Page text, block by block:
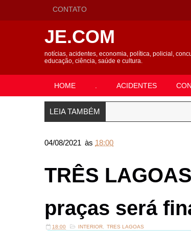
CONTATO
JE.COM
notícias, acidentes, economia, política, policial,
educação, ciência, saúde e cultura.
HOME ACIDENTES
LEIA TAMBÉM
04/08/2021 às 18:00
TRÊS
praças será
18:00 INTERIOR TRES LAGOAS